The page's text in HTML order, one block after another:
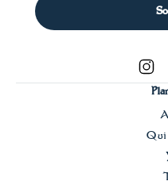
Qui